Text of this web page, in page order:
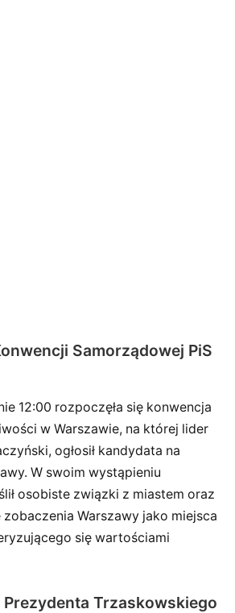
Samorządowej PiS
12:00 rozpoczęła się konwencja
w Warszawie, na której lider
ogłosił kandydata na
W swoim wystąpieniu
osobiste związki z miastem oraz
zobaczenia Warszawy jako miejsca
się wartościami
Trzaskowskiego